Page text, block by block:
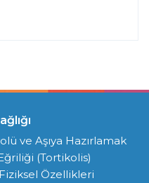
ve Aşıya Hazırlamak
(Tortikolis)
Özellikleri